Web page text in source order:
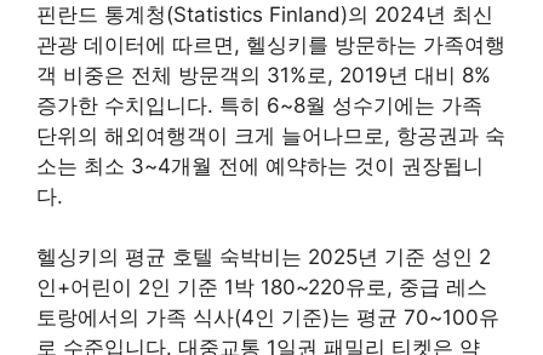
핀란드 통계청(Statistics Finland)의 2024년 최신
관광 데이터에 따르면, 헬싱키를 방문하는 가족여행
객 비중은 전체 방문객의 31%로, 2019년 대비 8%
증가한 수치입니다. 특히 6~8월 성수기에는 가족
단위의 해외여행객이 크게 늘어나므로, 항공권과 숙
소는 최소 3~4개월 전에 예약하는 것이 권장됩니
다.
헬싱키의 평균 호텔 숙박비는 2025년 기준 성인 2
인+어린이 2인 기준 1박 180~220유로, 중급 레스
토랑에서의 가족 식사(4인 기준)는 평균 70~100유
로 수준입니다. 대중교통 1일권 패밀리 티켓은 약